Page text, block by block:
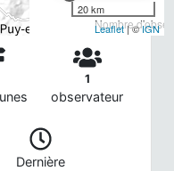
Nombre
20 km
Leaflet| ©IGN
1
observateur
Dernière